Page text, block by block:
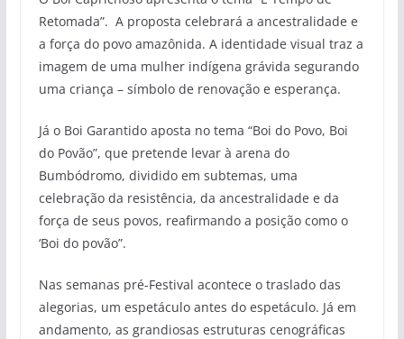
Retomada”. A proposta celebrará a ancestralidade e
a força do povo amazônida. A identidade visual traz a
imagem de uma mulher indígena grávida segurando
uma criança – símbolo de renovação e esperança.
Já o Boi Garantido aposta no tema “Boi do Povo, Boi
do Povão”, que pretende levar à arena do
Bumbódromo, dividido em subtemas, uma
celebração da resistência, da ancestralidade e da
força de seus povos, reafirmando a posição como o
‘Boi do povão”.
Nas semanas pré-Festival acontece o traslado das
alegorias, um espetáculo antes do espetáculo. Já em
andamento, as grandiosas estruturas cenográficas